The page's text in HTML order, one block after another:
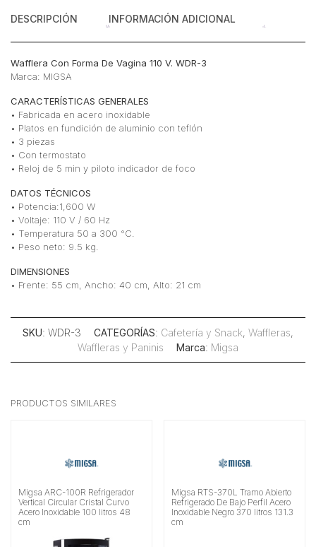
DESCRIPCIÓN INFORMACIÓN ADICIONAL
Wafflera Con Forma De Vagina 110 V. WDR-3
Marca: MIGSA
CARACTERÍSTICAS GENERALES
• Fabricada en acero inoxidable
• Platos en fundición de aluminio con teflón
• 3 piezas
• Con termostato
• Reloj de 5 min y piloto indicador de foco
DATOS TÉCNICOS
• Potencia:1,600 W
• Voltaje: 110 V / 60 Hz
• Temperatura 50 a 300 °C.
• Peso neto: 9.5 kg.
DIMENSIONES
• Frente: 55 cm, Ancho: 40 cm, Alto: 21 cm
SKU: WDR-3 CATEGORÍAS: Cafetería y Snack, Waffleras,
Waffleras y Paninis
Marca: Migsa
PRODUCTOS SIMILARES
Migsa ARC-100R Refrigerador
Vertical Circular Cristal Curvo
Acero Inoxidable 100 litros 48
cm
Migsa RTS-370L Tramo Abierto
Refrigerado De Bajo Perfil Acero
Inoxidable Negro 370 litros 131.3
cm